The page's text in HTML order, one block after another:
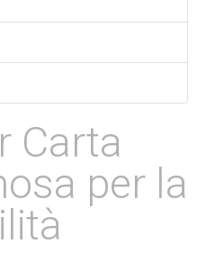
Carta
per la